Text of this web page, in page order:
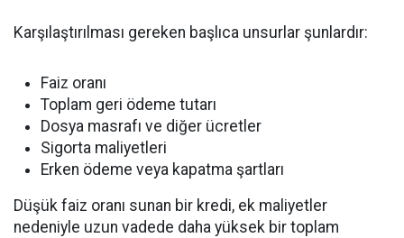
Karşılaştırılması gereken başlıca unsurlar şunlardır:
Faiz oranı
Toplam geri ödeme tutarı
Dosya masrafı ve diğer ücretler
Sigorta maliyetleri
Erken ödeme veya kapatma şartları
Düşük faiz oranı sunan bir kredi, ek maliyetler
nedeniyle uzun vadede daha yüksek bir toplam